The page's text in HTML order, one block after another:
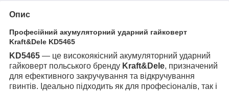
Опис
Професійний акумуляторний ударний гайковерт
Kraft&Dele KD5465
KD5465 — це високоякісний акумуляторний ударний
гайковерт польського бренду Kraft&Dele, призначений
для ефективного закручування та відкручування
гвинтів. Ідеально підходить як для професіоналів, так і